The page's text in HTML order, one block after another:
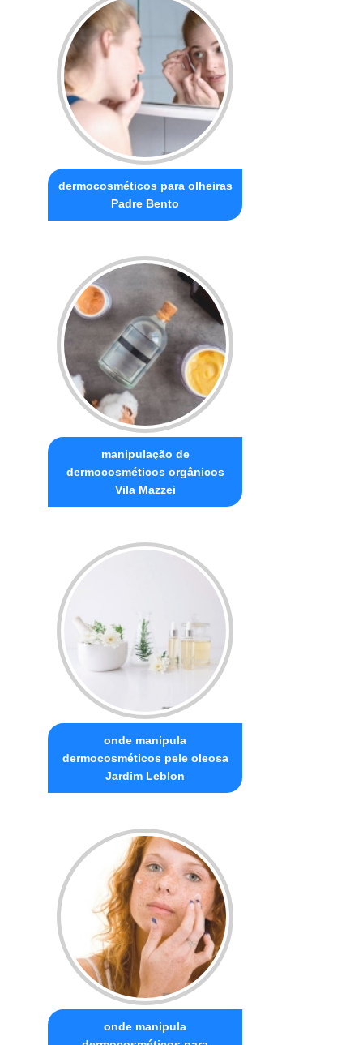
dermocosméticos para olheiras
Padre Bento
manipulação de
dermocosméticos orgânicos
Vila Mazzei
onde manipula
dermocosméticos pele oleosa
Jardim Leblon
onde manipula